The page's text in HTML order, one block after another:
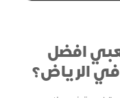
افضل
في الرياض؟